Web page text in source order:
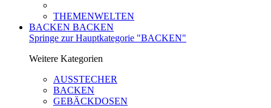
THEMENWELTEN
BACKEN BACKEN
Springe zur Hauptkategorie "BACKEN"
Weitere Kategorien
AUSSTECHER
BACKEN
GEBÄCKDOSEN